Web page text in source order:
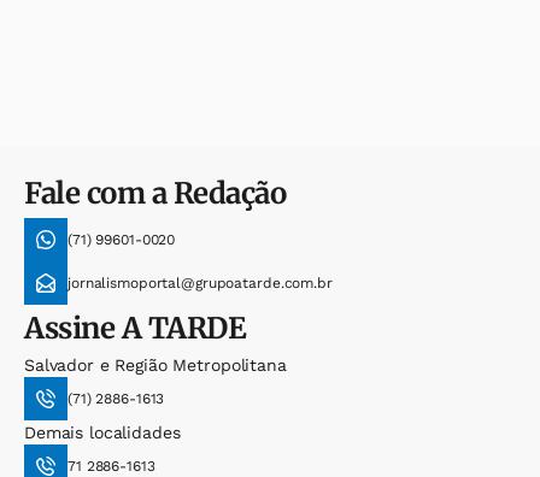
Fale com a Redação
(71) 99601-0020
jornalismoportal@grupoatarde.com.br
AssineA TARDE
Salvador e Região Metropolitana
(71) 2886-1613
Demais localidades
71 2886-1613